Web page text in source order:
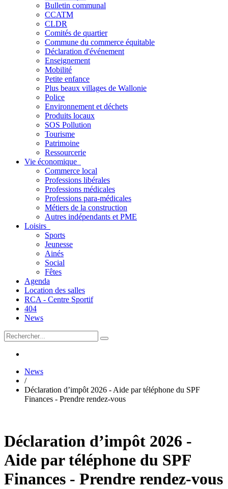
Bulletin communal
CCATM
CLDR
Comités de quartier
Commune du commerce équitable
Déclaration d'événement
Enseignement
Mobilité
Petite enfance
Plus beaux villages de Wallonie
Police
Environnement et déchets
Produits locaux
SOS Pollution
Tourisme
Patrimoine
Ressourcerie
Vie économique
Commerce local
Professions libérales
Professions médicales
Professions para-médicales
Métiers de la construction
Autres indépendants et PME
Loisirs
Sports
Jeunesse
Ainés
Social
Fêtes
Agenda
Location des salles
RCA - Centre Sportif
404
News
News
/
Déclaration d’impôt 2026 - Aide par téléphone du SPF
Finances - Prendre rendez-vous
Déclaration d’impôt 2026 -
Aide par téléphone du SPF
Finances - Prendre rendez-vous